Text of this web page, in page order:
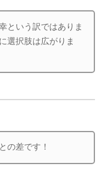
という訳ではありま
選択肢は広がりま
の差です！